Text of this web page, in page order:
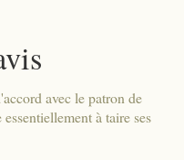
avec le patron de
à taire ses